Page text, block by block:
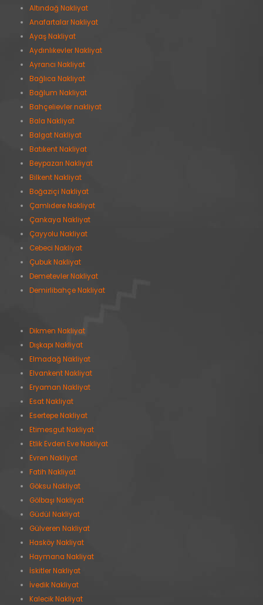
Altındağ Nakliyat
Anafartalar Nakliyat
Ayaş Nakliyat
Aydınlıkevler Nakliyat
Ayrancı Nakliyat
Bağlıca Nakliyat
Bağlum Nakliyat
Bahçelievler nakliyat
Bala Nakliyat
Balgat Nakliyat
Batıkent Nakliyat
Beypazarı Nakliyat
Bilkent Nakliyat
Boğaziçi Nakliyat
Çamlıdere Nakliyat
Çankaya Nakliyat
Çayyolu Nakliyat
Cebeci Nakliyat
Çubuk Nakliyat
Demetevler Nakliyat
Demirlibahçe Nakliyat
Dikmen Nakliyat
Dışkapı Nakliyat
Elmadağ Nakliyat
Elvankent Nakliyat
Eryaman Nakliyat
Esat Nakliyat
Esertepe Nakliyat
Etimesgut Nakliyat
Etlik Evden Eve Nakliyat
Evren Nakliyat
Fatih Nakliyat
Göksu Nakliyat
Gölbaşı Nakliyat
Güdül Nakliyat
Gülveren Nakliyat
Hasköy Nakliyat
Haymana Nakliyat
İskitler Nakliyat
İvedik Nakliyat
Kalecik Nakliyat